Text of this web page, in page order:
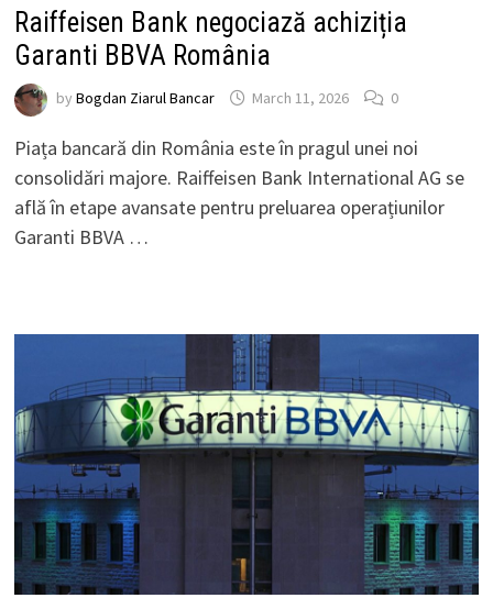
Raiffeisen Bank negociază achiziția
Garanti BBVA România
by Bogdan Ziarul Bancar March 11, 2026 0
Piața bancară din România este în pragul unei noi
consolidări majore. Raiffeisen Bank International AG se
află în etape avansate pentru preluarea operațiunilor
Garanti BBVA …